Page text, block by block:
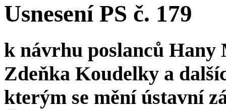
Usnesení PS č. 179
k návrhu poslanců Hany
Zdeňka Koudelky a
kterým se mění ústavní